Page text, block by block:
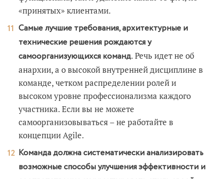
«принятых» клиентами.
Самые лучшие требования, архитектурные и
технические решения рождаются у
самоорганизующихся команд. Речь идет не об
анархии, а о высокой внутренней дисциплине в
команде, четком распределении ролей и
высоком уровне профессионализма каждого
участника. Если вы не можете
самоорганизовываться – не работайте в
концепции Agile.
Команда должна систематически анализировать
возможные способы улучшения эффективности и